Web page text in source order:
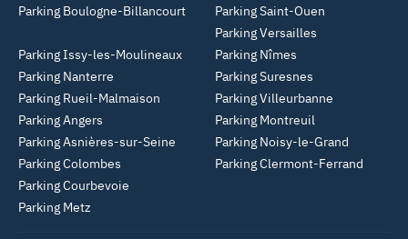
Parking Boulogne-Billancourt
Parking Saint-Ouen
Parking Versailles
Parking Issy-les-Moulineaux
Parking Nanterre
Parking Rueil-Malmaison
Parking Angers
Parking Asnières-sur-Seine
Parking Colombes
Parking Courbevoie
Parking Metz
Parking Nîmes
Parking Suresnes
Parking Villeurbanne
Parking Montreuil
Parking Noisy-le-Grand
Parking Clermont-Ferrand